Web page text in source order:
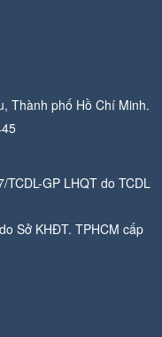
Thành phố Hồ Chí Minh.
GP LHQT do TCDL
Sở KHĐT. TPHCM cấp